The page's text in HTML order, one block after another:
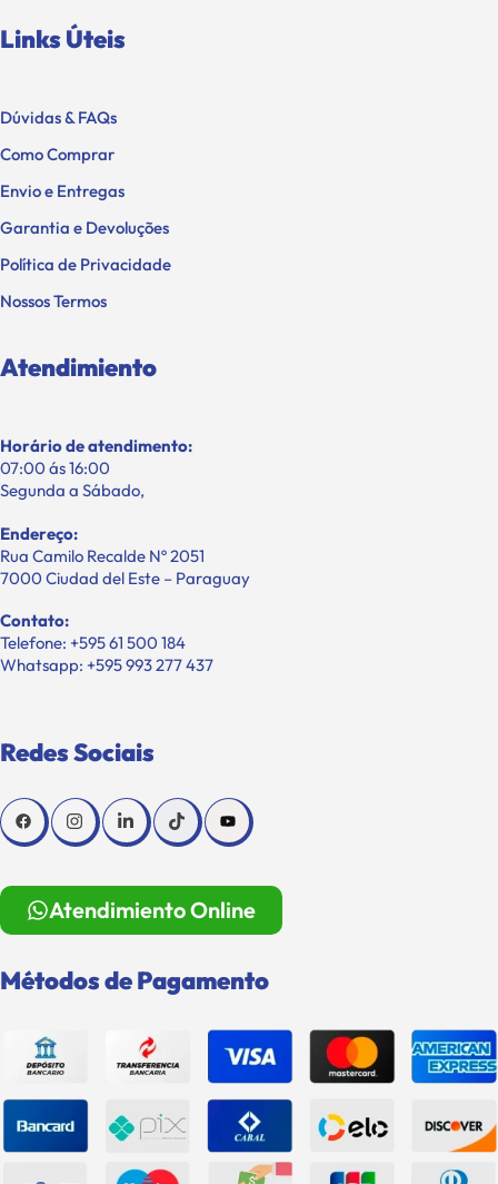
Links Úteis
Dúvidas & FAQs
Como Comprar
Envio e Entregas
Garantia e Devoluções
Política de Privacidade
Nossos Termos
Atendimiento
Horário de atendimento:
07:00 ás 16:00
Segunda a Sábado,
Endereço:
Rua Camilo Recalde Nº 2051
7000 Ciudad del Este – Paraguay
Contato:
Telefone: +595 61 500 184
Whatsapp: +595 993 277 437
Redes Sociais
Atendimiento Online
Métodos de Pagamento